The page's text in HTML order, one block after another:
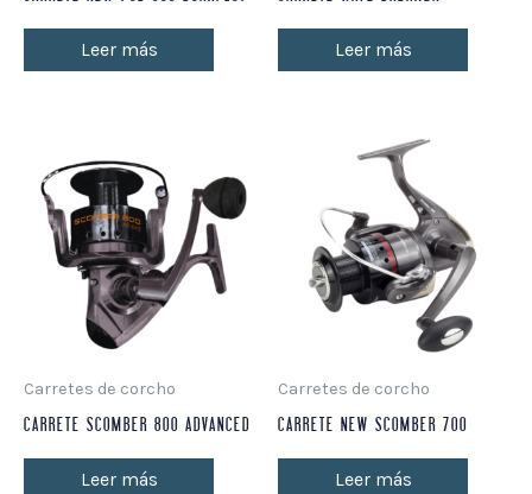
Leer más Leer más
Carretes de corcho
CARRETE SCOMBER 800 ADVANCED
Leer más
Carretes de corcho
CARRETE NEW SCOMBER 700
Leer más